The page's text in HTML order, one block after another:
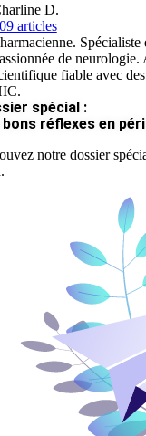
D.
articles
Spécialiste
de
fiable avec
spécial :
bons réflexes en
notre dossier